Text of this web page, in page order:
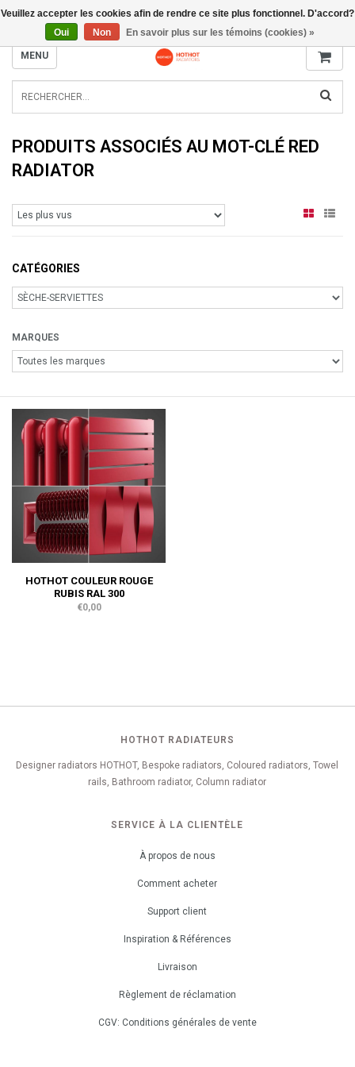
INFO@RADIATORS.SHOP
MENU
PRODUITS ASSOCIÉS AU MOT-CLÉ RED
RADIATOR
CATÉGORIES
MARQUES
HOTHOT COULEUR ROUGE
RUBIS RAL 300
€0,00
HOTHOT RADIATEURS
Designer radiators HOTHOT, Bespoke radiators, Coloured radiators, Towel
rails, Bathroom radiator, Column radiator
SERVICE À LA CLIENTÈLE
À propos de nous
Comment acheter
Support client
Inspiration & Références
Livraison
Règlement de réclamation
CGV: Conditions générales de vente
Veuillez accepter les cookies afin de rendre ce site plus fonctionnel. D'accord?
Oui
Non En savoir plus sur les témoins (cookies) »